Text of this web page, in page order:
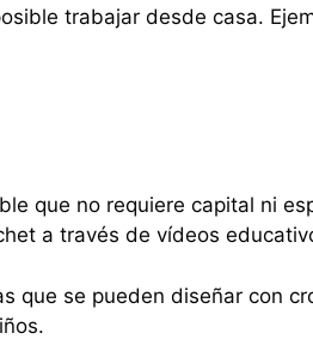
trabajar desde casa.
que no requiere capital ni
a través de vídeos
que se pueden diseñar con